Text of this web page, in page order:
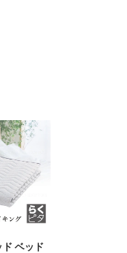
ベッド